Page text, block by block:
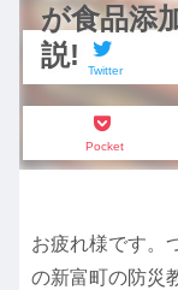
が食品添
説!
Twitter
Pocket
お疲れ様です。
の新富町の防災